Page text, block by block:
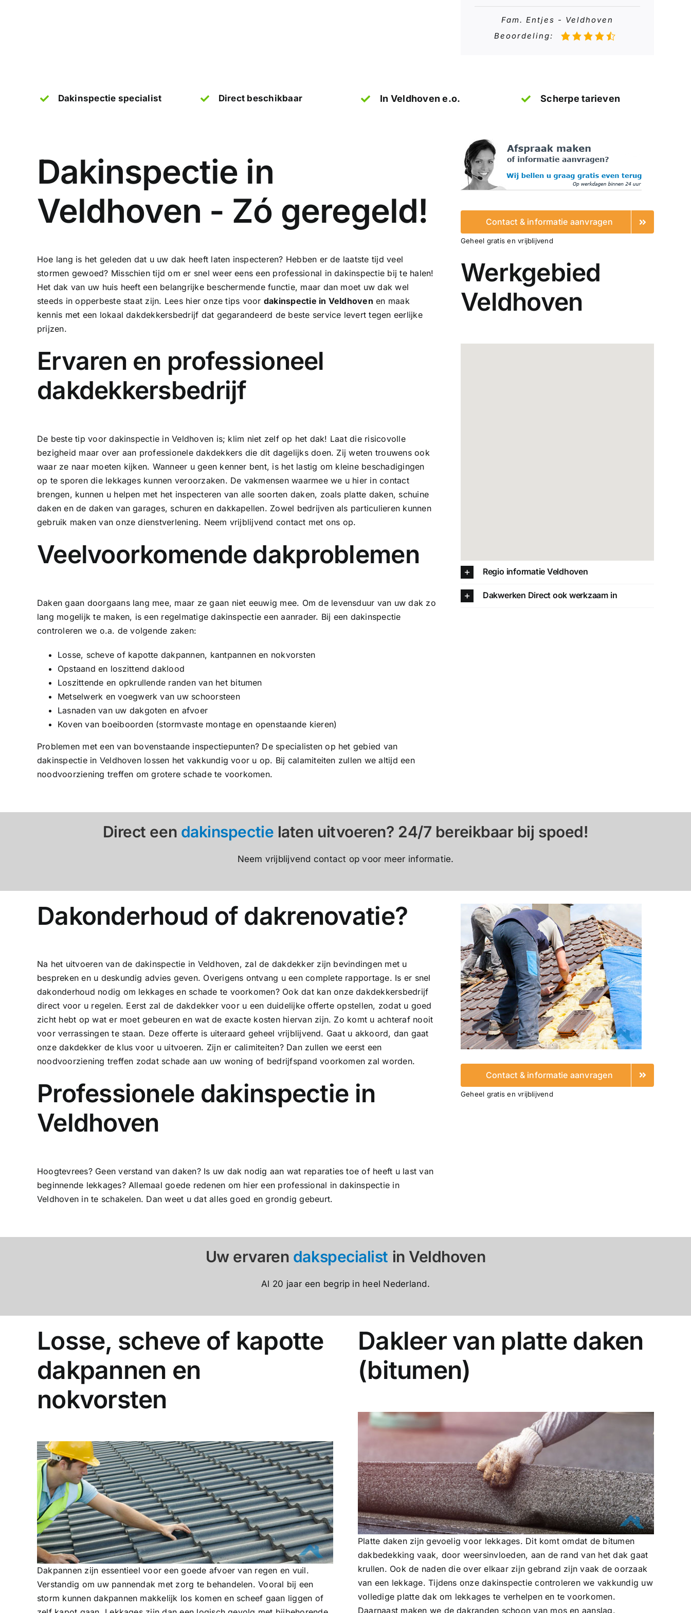
Fam. Entjes - Veldhoven
Beoordeling:
Dakinspectie specialist Direct beschikbaar In Veldhoven e.o. Scherpe tarieven
Dakinspectie in
Veldhoven - Zó geregeld!
Hoe lang is het geleden dat u uw dak heeft laten inspecteren? Hebben er de laatste tijd veel
stormen gewoed? Misschien tijd om er snel weer eens een professional in dakinspectie bij te halen!
Het dak van uw huis heeft een belangrijke beschermende functie, maar dan moet uw dak wel
steeds in opperbeste staat zijn. Lees hier onze tips voor dakinspectie in Veldhoven en maak
kennis met een lokaal dakdekkersbedrijf dat gegarandeerd de beste service levert tegen eerlijke
prijzen.
Ervaren en professioneel
dakdekkersbedrijf
De beste tip voor dakinspectie in Veldhoven is; klim niet zelf op het dak! Laat die risicovolle
bezigheid maar over aan professionele dakdekkers die dit dagelijks doen. Zij weten trouwens ook
waar ze naar moeten kijken. Wanneer u geen kenner bent, is het lastig om kleine beschadigingen
op te sporen die lekkages kunnen veroorzaken. De vakmensen waarmee we u hier in contact
brengen, kunnen u helpen met het inspecteren van alle soorten daken, zoals platte daken, schuine
daken en de daken van garages, schuren en dakkapellen. Zowel bedrijven als particulieren kunnen
gebruik maken van onze dienstverlening. Neem vrijblijvend contact met ons op.
Veelvoorkomende dakproblemen
Daken gaan doorgaans lang mee, maar ze gaan niet eeuwig mee. Om de levensduur van uw dak zo
lang mogelijk te maken, is een regelmatige dakinspectie een aanrader. Bij een dakinspectie
controleren we o.a. de volgende zaken:
Losse, scheve of kapotte dakpannen, kantpannen en nokvorsten
Opstaand en loszittend daklood
Loszittende en opkrullende randen van het bitumen
Metselwerk en voegwerk van uw schoorsteen
Lasnaden van uw dakgoten en afvoer
Koven van boeiboorden (stormvaste montage en openstaande kieren)
Problemen met een van bovenstaande inspectiepunten? De specialisten op het gebied van
dakinspectie in Veldhoven lossen het vakkundig voor u op. Bij calamiteiten zullen we altijd een
noodvoorziening treffen om grotere schade te voorkomen.
Contact & informatie aanvragen
Geheel gratis en vrijblijvend
Werkgebied
Veldhoven
Regio informatie Veldhoven
Dakwerken Direct ook werkzaam in
Direct een dakinspectie laten uitvoeren? 24/7 bereikbaar bij spoed!
Neem vrijblijvend contact op voor meer informatie.
Dakonderhoud of dakrenovatie?
Na het uitvoeren van de dakinspectie in Veldhoven, zal de dakdekker zijn bevindingen met u
bespreken en u deskundig advies geven. Overigens ontvang u een complete rapportage. Is er snel
dakonderhoud nodig om lekkages en schade te voorkomen? Ook dat kan onze dakdekkersbedrijf
direct voor u regelen. Eerst zal de dakdekker voor u een duidelijke offerte opstellen, zodat u goed
zicht hebt op wat er moet gebeuren en wat de exacte kosten hiervan zijn. Zo komt u achteraf nooit
voor verrassingen te staan. Deze offerte is uiteraard geheel vrijblijvend. Gaat u akkoord, dan gaat
onze dakdekker de klus voor u uitvoeren. Zijn er calimiteiten? Dan zullen we eerst een
noodvoorziening treffen zodat schade aan uw woning of bedrijfspand voorkomen zal worden.
Professionele dakinspectie in
Veldhoven
Hoogtevrees? Geen verstand van daken? Is uw dak nodig aan wat reparaties toe of heeft u last van
beginnende lekkages? Allemaal goede redenen om hier een professional in dakinspectie in
Veldhoven in te schakelen. Dan weet u dat alles goed en grondig gebeurt.
Contact & informatie aanvragen
Geheel gratis en vrijblijvend
Uw ervaren dakspecialist in Veldhoven
Al 20 jaar een begrip in heel Nederland.
Losse, scheve of kapotte
dakpannen en
nokvorsten
Dakpannen zijn essentieel voor een goede afvoer van regen en vuil.
Verstandig om uw pannendak met zorg te behandelen. Vooral bij een
storm kunnen dakpannen makkelijk los komen en scheef gaan liggen of
Dakleer van platte daken
(bitumen)
Platte daken zijn gevoelig voor lekkages. Dit komt omdat de bitumen
dakbedekking vaak, door weersinvloeden, aan de rand van het dak gaat
krullen. Ook de naden die over elkaar zijn gebrand zijn vaak de oorzaak
van een lekkage. Tijdens onze dakinspectie controleren we vakkundig uw
volledige platte dak om lekkages te verhelpen en te voorkomen.
Daarnaast maken we de dakranden schoon van mos en aanslag.